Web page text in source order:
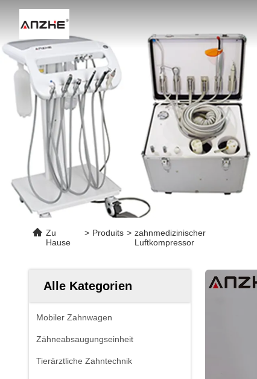
Zu
Hause
> Produits > zahnmedizinischer
Luftkompressor
Alle Kategorien
Mobiler Zahnwagen
Zähneabsaugungseinheit
Tierärztliche Zahntechnik